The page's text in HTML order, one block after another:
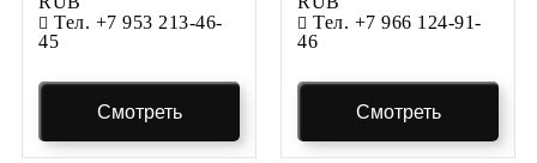
Тюменская область
Удмуртская Республика
Ульяновская область
Тел. +7 953 213-46-
45
Смотреть
Тел. +7 966 124-91-
46
Смотреть